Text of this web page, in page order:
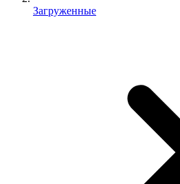
Загруженные